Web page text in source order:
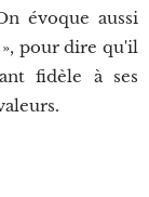
évoque aussi
pour dire qu'il
fidèle à ses